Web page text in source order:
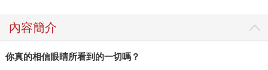
內容簡介
你真的相信眼睛所看到的一切嗎？